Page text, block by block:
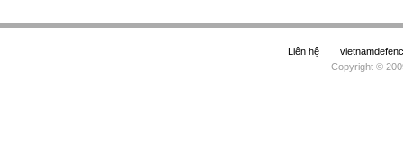
Liên hệ
Copyright ©